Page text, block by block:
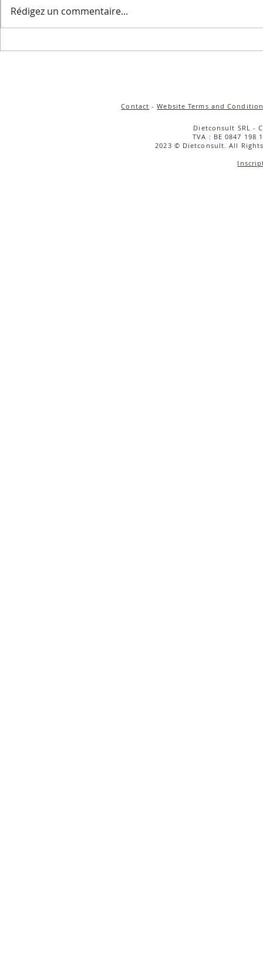
Salade de quinoa
cerise &
Rédigez un commentaire...
Contact -Website Terms and
Dietconsult SRL -
TVA : BE 0847 198
2023 © Dietconsult. All